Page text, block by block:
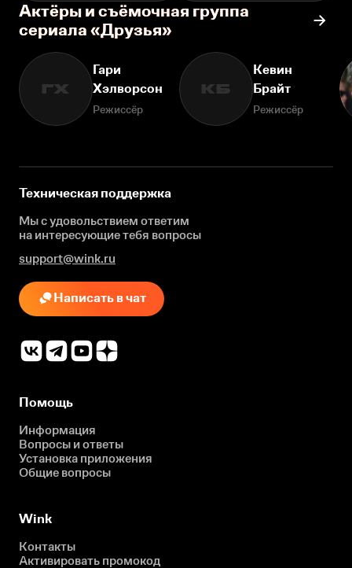
Актёры и съёмочная группа
сериала «Друзья»
ГХ
Гари
Хэлворсон
Режиссёр
КБ
Кевин
Брайт
Режиссёр
Техническая поддержка
Мы с удовольствием ответим
на интересующиетебя вопросы
support@wink.ru
Написать в чат
Помощь
Информация
Вопросы и ответы
Установка приложения
Общие вопросы
Wink
Контакты
Активировать промокод